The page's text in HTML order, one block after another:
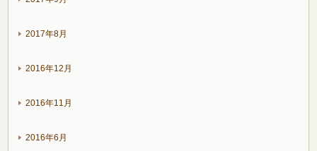
2017年8月
2016年12月
2016年11月
2016年6月